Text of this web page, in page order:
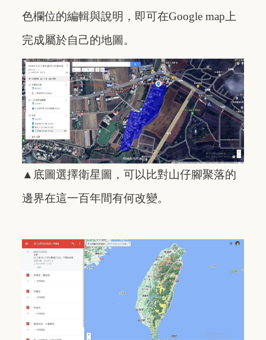
色欄位的編輯與說明，即可在Google map上
完成屬於自己的地圖。
▲底圖選擇衛星圖，可以比對山仔腳聚落的
邊界在這一百年間有何改變。